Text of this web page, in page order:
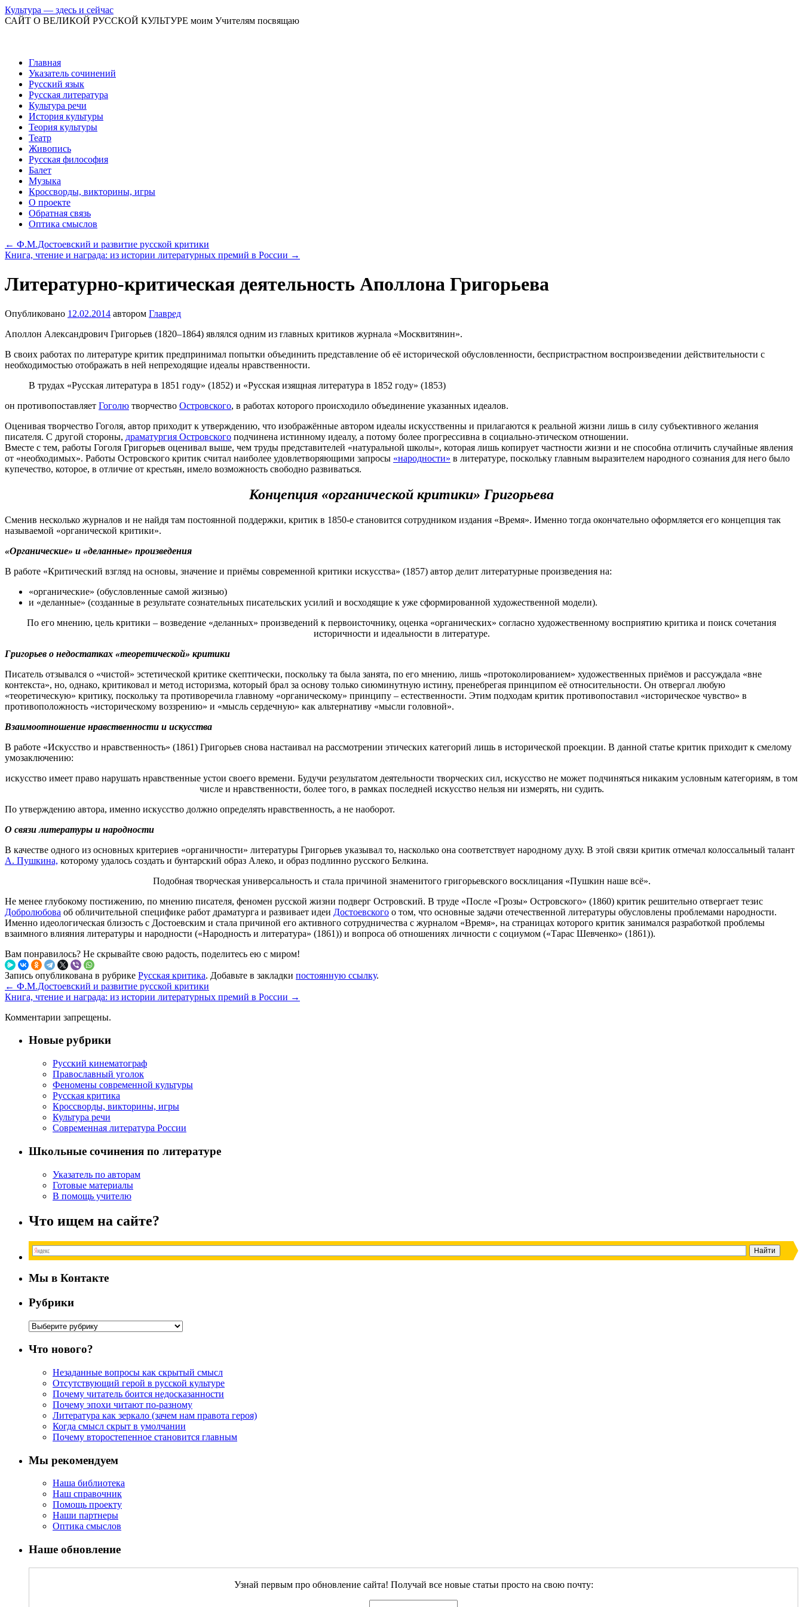
Культура — здесь и сейчас
САЙТ О ВЕЛИКОЙ РУССКОЙ КУЛЬТУРЕ моим Учителям посвящаю
Перейти
содержимому
Главная
Указатель сочинений
Русский язык
Русская литература
Культура речи
История культуры
Теория культуры
Театр
Живопись
Русская философия
Балет
Музыка
Кроссворды, викторины, игры
О проекте
Обратная связь
Оптика смыслов
← Ф.М.Достоевский и развитие русской критики
Книга, чтение и награда: из истории литературных премий в России →
Литературно-критическая деятельность Аполлона Григорьева
Опубликовано 12.02.2014 автором Главред
Аполлон Александрович Григорьев (1820–1864) являлся одним из главных критиков журнала «Москвитянин».
В своих работах по литературе критик предпринимал попытки объединить представление об её исторической обусловленности, беспристрастном воспроизведении действительности с
необходимостью отображать в ней непреходящие идеалы нравственности.
В трудах «Русская литература в 1851 году» (1852) и «Русская изящная литература в 1852 году» (1853)
он противопоставляет Гоголю творчество Островского, в работах которого происходило объединение указанных идеалов.
Оценивая творчество Гоголя, автор приходит к утверждению, что изображённые автором идеалы искусственны и прилагаются к реальной жизни лишь в силу субъективного желания
писателя. С другой стороны, драматургия Островского подчинена истинному идеалу, а потому более прогрессивна в социально-этическом отношении.
Вместе с тем, работы Гоголя Григорьев оценивал выше, чем труды представителей «натуральной школы», которая лишь копирует частности жизни и не способна отличить случайные явления
от «необходимых». Работы Островского критик считал наиболее удовлетворяющими запросы «народности» в литературе, поскольку главным выразителем народного сознания для него было
купечество, которое, в отличие от крестьян, имело возможность свободно развиваться.
Концепция «органической критики» Григорьева
Сменив несколько журналов и не найдя там постоянной поддержки, критик в 1850-е становится сотрудником издания «Время». Именно тогда окончательно оформляется его концепция так
называемой «органической критики».
«Органические» и «деланные» произведения
В работе «Критический взгляд на основы, значение и приёмы современной критики искусства» (1857) автор делит литературные произведения на:
«органические» (обусловленные самой жизнью)
и «деланные» (созданные в результате сознательных писательских усилий и восходящие к уже сформированной художественной модели).
По его мнению, цель критики – возведение «деланных» произведений к первоисточнику, оценка «органических» согласно художественному восприятию критика и поиск сочетания
историчности и идеальности в литературе.
Григорьев о недостатках «теоретической» критики
Писатель отзывался о «чистой» эстетической критике скептически, поскольку та была занята, по его мнению, лишь «протоколированием» художественных приёмов и рассуждала «вне
контекста», но, однако, критиковал и метод историзма, который брал за основу только сиюминутную истину, пренебрегая принципом её относительности. Он отвергал любую
«теоретическую» критику, поскольку та противоречила главному «органическому» принципу – естественности. Этим подходам критик противопоставил «историческое чувство» в
противоположность «историческому воззрению» и «мысль сердечную» как альтернативу «мысли головной».
Взаимоотношение нравственности и искусства
В работе «Искусство и нравственность» (1861) Григорьев снова настаивал на рассмотрении этических категорий лишь в исторической проекции. В данной статье критик приходит к смелому
умозаключению:
искусство имеет право нарушать нравственные устои своего времени. Будучи результатом деятельности творческих сил, искусство не может подчиняться никаким условным категориям, в том
числе и нравственности, более того, в рамках последней искусство нельзя ни измерять, ни судить.
По утверждению автора, именно искусство должно определять нравственность, а не наоборот.
О связи литературы и народности
В качестве одного из основных критериев «органичности» литературы Григорьев указывал то, насколько она соответствует народному духу. В этой связи критик отмечал колоссальный талант
А. Пушкина, которому удалось создать и бунтарский образ Алеко, и образ подлинно русского Белкина.
Подобная творческая универсальность и стала причиной знаменитого григорьевского восклицания «Пушкин наше всё».
Не менее глубокому постижению, по мнению писателя, феномен русской жизни подверг Островский. В труде «После «Грозы» Островского» (1860) критик решительно отвергает тезис
Добролюбова об обличительной специфике работ драматурга и развивает идеи Достоевского о том, что основные задачи отечественной литературы обусловлены проблемами народности.
Именно идеологическая близость с Достоевским и стала причиной его активного сотрудничества с журналом «Время», на страницах которого критик занимался разработкой проблемы
взаимного влияния литературы и народности («Народность и литература» (1861)) и вопроса об отношениях личности с социумом («Тарас Шевченко» (1861)).
Вам понравилось? Не скрывайте свою радость, поделитесь ею с миром!
Запись опубликована в рубрике Русская критика. Добавьте в закладки постоянную ссылку.
← Ф.М.Достоевский и развитие русской критики
Книга, чтение и награда: из истории литературных премий в России →
Комментарии запрещены.
Новые рубрики
Русский кинематограф
Православный уголок
Феномены современной культуры
Русская критика
Кроссворды, викторины, игры
Культура речи
Современная литература России
Школьные сочинения по литературе
Указатель по авторам
Готовые материалы
В помощь учителю
Что ищем на сайте?
Мы в Контакте
Рубрики
Рубрики
Что нового?
Незаданные вопросы как скрытый смысл
Отсутствующий герой в русской культуре
Почему читатель боится недосказанности
Почему эпохи читают по-разному
Литература как зеркало (зачем нам правота героя)
Когда смысл скрыт в умолчании
Почему второстепенное становится главным
Мы рекомендуем
Наша библиотека
Наш справочник
Помощь проекту
Наши партнеры
Оптика смыслов
Наше обновление
Узнай первым про обновление сайта! Получай все новые статьи просто на свою почту: